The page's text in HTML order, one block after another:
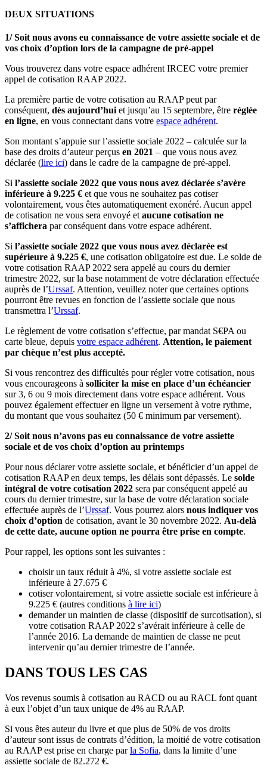
DEUX SITUATIONS
1/ Soit nous avons eu connaissance de votre assiette sociale et de
vos choix d’option lors de la campagne de pré-appel
Vous trouverez dans votre espace adhérent IRCEC votre premier
appel de cotisation RAAP 2022.
La première partie de votre cotisation au RAAP peut par
conséquent, dès aujourd’hui et jusqu’au 15 septembre, être réglée
en ligne, en vous connectant dans votre espace adhérent.
Son montant s’appuie sur l’assiette sociale 2022 – calculée sur la
base des droits d’auteur perçus en 2021 – que vous nous avez
déclarée (lire ici) dans le cadre de la campagne de pré-appel.
Si l’assiette sociale 2022 que vous nous avez déclarée s’avère
inférieure à 9.225 € et que vous ne souhaitez pas cotiser
volontairement, vous êtes automatiquement exonéré. Aucun appel
de cotisation ne vous sera envoyé et aucune cotisation ne
s’affichera par conséquent dans votre espace adhérent.
Si l’assiette sociale 2022 que vous nous avez déclarée est
supérieure à 9.225 €, une cotisation obligatoire est due. Le solde de
votre cotisation RAAP 2022 sera appelé au cours du dernier
trimestre 2022, sur la base notamment de votre déclaration effectuée
auprès de l’Urssaf. Attention, veuillez noter que certaines options
pourront être revues en fonction de l’assiette sociale que nous
transmettra l’Urssaf.
Le règlement de votre cotisation s’effectue, par mandat S€PA ou
carte bleue, depuis votre espace adhérent. Attention, le paiement
par chèque n’est plus accepté.
Si vous rencontrez des difficultés pour régler votre cotisation, nous
vous encourageons à solliciter la mise en place d’un échéancier
sur 3, 6 ou 9 mois directement dans votre espace adhérent. Vous
pouvez également effectuer en ligne un versement à votre rythme,
du montant que vous souhaitez (50 € minimum par versement).
2/ Soit nous n’avons pas eu connaissance de votre assiette
sociale et de vos choix d’option au printemps
Pour nous déclarer votre assiette sociale, et bénéficier d’un appel de
cotisation RAAP en deux temps, les délais sont dépassés. Le solde
intégral de votre cotisation 2022 sera par conséquent appelé au
cours du dernier trimestre, sur la base de votre déclaration sociale
effectuée auprès de l’Urssaf. Vous pourrez alors nous indiquer vos
choix d’option de cotisation, avant le 30 novembre 2022. Au-delà
de cette date, aucune option ne pourra être prise en compte.
Pour rappel, les options sont les suivantes :
choisir un taux réduit à 4%, si votre assiette sociale est
inférieure à 27.675 €
cotiser volontairement, si votre assiette sociale est inférieure à
9.225 € (autres conditions à lire ici)
demander un maintien de classe (dispositif de surcotisation), si
votre cotisation RAAP 2022 s’avérait inférieure à celle de
l’année 2016. La demande de maintien de classe ne peut
intervenir qu’au dernier trimestre de l’année.
DANS TOUS LES CAS
Vos revenus soumis à cotisation au RACD ou au RACL font quant
à eux l’objet d’un taux unique de 4% au RAAP.
Si vous êtes auteur du livre et que plus de 50% de vos droits
d’auteur sont issus de contrats d’édition, la moitié de votre cotisation
au RAAP est prise en charge parla Sofia, dans la limite d’une
assiette sociale de 82.272 €.